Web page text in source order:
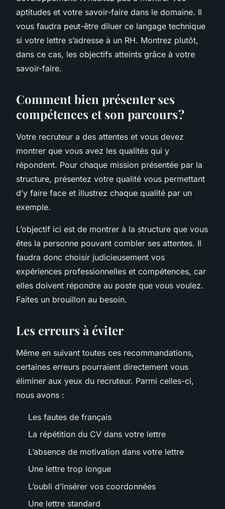
aptitudes et votre savoir-faire dans le domaine. Il
vous faudra peut-être diluer ce langage technique
si votre lettre s’adresse à un RH. Montrez plutôt,
dans ce cas, les objectifs atteints grâce à votre
savoir-faire.
Comment bien présenter ses
compétences et son parcours ?
Votre recruteur a des attentes et vous devez
montrer que vous avez les qualités qui y
répondent. Pour chaque mission présentée par la
structure, présentez votre qualité vous permettant
d’y faire face et illustrez chaque qualité par un
exemple.
L’objectif ici est de montrer à la structure que vous
êtes la personne pouvant combler ses attentes. Il
faudra donc choisir judicieusement vos
expériences professionnelles et compétences, car
elles doivent répondre au poste que vous voulez.
Faites un brouillon au besoin.
Les erreurs à éviter
Même en suivant toutes ces recommandations,
certaines erreurs pourraient directement vous
éliminer aux yeux du recruteur. Parmi celles-ci,
nous avons :
Les fautes de français
La répétition du CV dans votre lettre
L’absence de motivation dans votre lettre
Une lettre trop longue
L’oubli d’insérer vos coordonnées
Une lettre standard